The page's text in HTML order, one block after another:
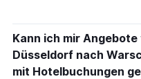
Kann ich mir Angebote
Düsseldorf nach
mit Hotelbuchungen